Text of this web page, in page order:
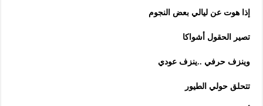
إذا هوت عن ليالي بعض النجوم
تصير الحقول أشواكا
وينزف حرفي ..ينزف عودي
تتحلق حولي الطيور